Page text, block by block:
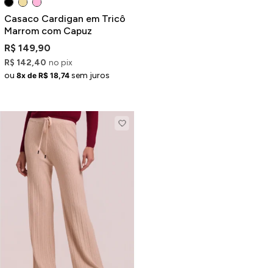
Casaco Cardigan em Tricô
Marrom com Capuz
R$ 149,90
R$ 142,40 no pix
ou 8x de R$ 18,74 sem juros